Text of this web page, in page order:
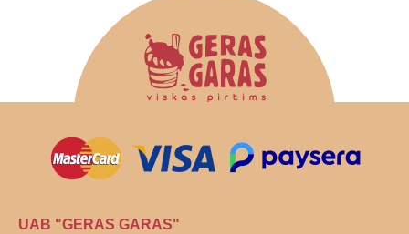
variants.
The
options
the
product
page
UAB "GERAS GARAS"